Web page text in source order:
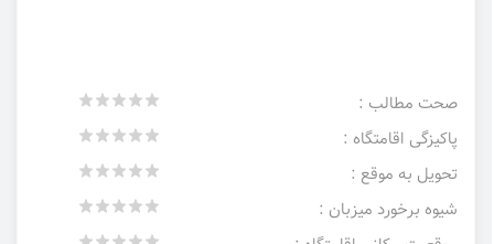
صحت مطالب :
پاکیزگی اقامتگاه :
تحویل به موقع :
شیوه برخورد میزبان :